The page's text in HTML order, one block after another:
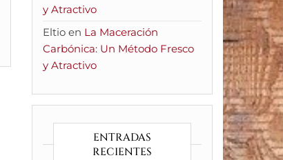
y Atractivo
Eltioen La Maceración
Carbónica: Un Método Fresco
y Atractivo
ENTRADAS
RECIENTES